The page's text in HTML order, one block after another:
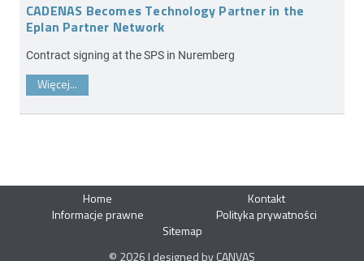
CADENAS Becomes Technology Partner in the
Eplan Partner Network
Contract signing at the SPS in Nuremberg
Więcej...
Home
Kontakt
Informacje prawne
Polityka prywatności
Sitemap
© 2026 | designed by CANVAS